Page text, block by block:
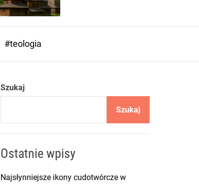
m
#teologia
Szukaj
Szukaj
Ostatnie wpisy
Najsłynniejsze ikony cudotwórcze w